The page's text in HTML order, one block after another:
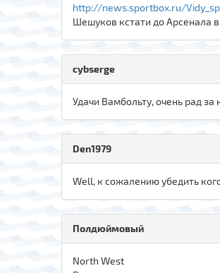
http://news.sportbox.ru/
Шешуков кстати до Арсенала
cybserge
Удачи Вамбольту, очень рад
Den1979
Well, к сожалению убедить
Полдюймовый
North West